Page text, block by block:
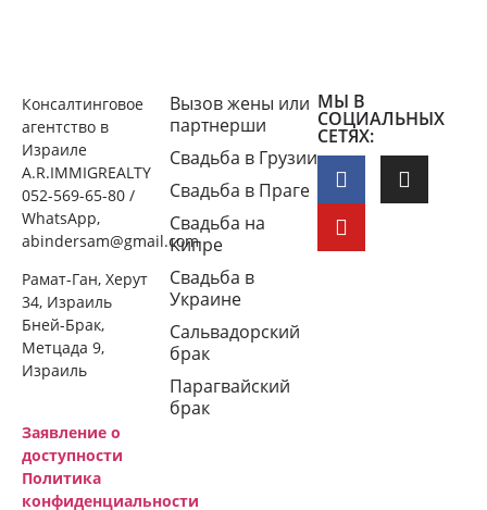
Консалтинговое
агентство в
Израиле
A.R.IMMIGREALTY
052-569-65-80 /
WhatsApp,
abindersam@gmail.com
Рамат-Ган, Херут
34, Израиль
Бней-Брак,
Метцада 9,
Израиль
Заявление о
доступности
Политика
конфиденциальности
Вызов жены или
партнерши
Свадьба в Грузии
Свадьба в Праге
Свадьба на
Кипре
Свадьба в
Украине
Сальвадорский
брак
Парагвайский
брак
МЫ В
СОЦИАЛЬНЫХ
СЕТЯХ: